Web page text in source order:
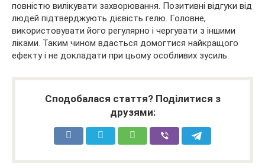
повністю вилікувати захворювання. Позитивні відгуки від
людей підтверджують дієвість гелю. Головне,
використовувати його регулярно і чергувати з іншими
ліками. Таким чином вдасться домогтися найкращого
ефекту і не докладати при цьому особливих зусиль.
Сподобалася стаття? Поділитися з
друзями: